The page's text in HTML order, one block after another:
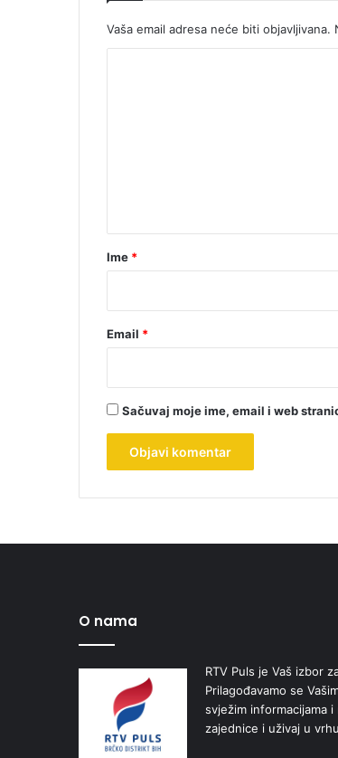
Vaša email adresa neće biti objavljivana.
rIme *
Email *
Sačuvaj moje ime, email i web
O nama
RTV Puls je Vaš izbor
Prilagođavamo se
svježim informacijama
zajednice i uživaj u